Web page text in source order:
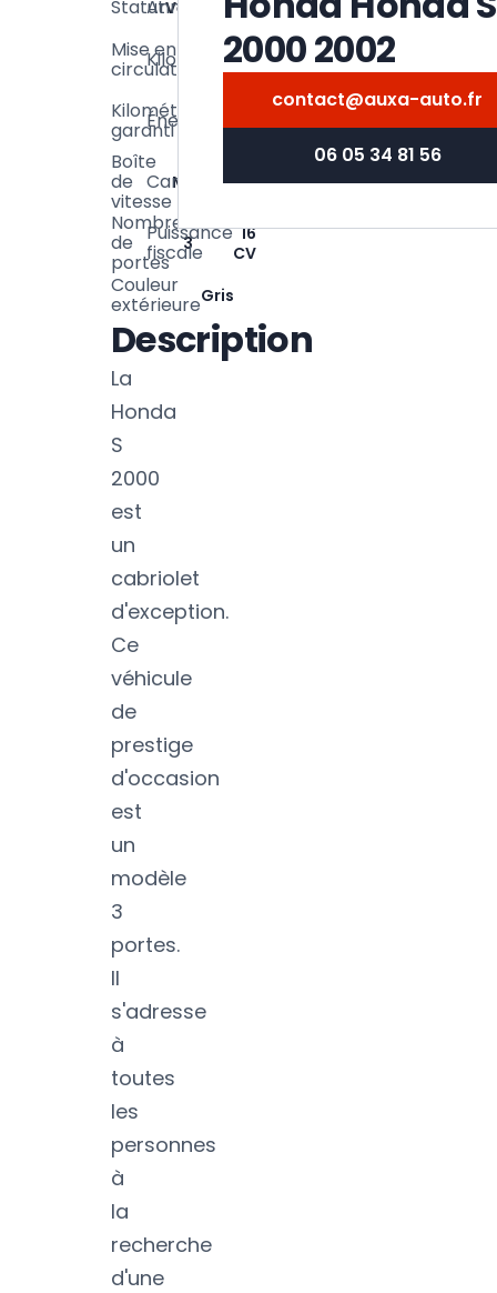
StatutVendu
Année 2002
Mise en
circulation 03/2002
Kilométrage
71
000
Kilométrage
garantiÉnergie
Boîte
de
vitesse
Manuelle
CarrosserieCabriolet
Nombre
de
portes
3
Puissance
fiscale
16
CV
Couleur
extérieureGris
Description
La
Honda
S
2000
est
un
cabriolet
d'exception.
Ce
véhicule
de
prestige
d'occasion
est
un
modèle
3
portes.
Il
s'adresse
à
toutes
les
personnes
à
la
recherche
d'une
2000 2002
contact@auxa-auto.fr
06 05 34 81 56